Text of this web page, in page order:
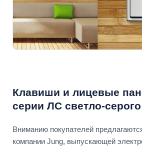
Клавиши и лицевые
серии ЛС светло-серого
Вниманию покупателей
компании Jung, выпускающей